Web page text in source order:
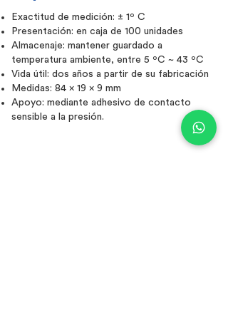
Exactitud de medición: ± 1º C
Presentación: en caja de 100 unidades
Almacenaje: mantener guardado a
temperatura ambiente, entre 5 ºC ~ 43 ºC
Vida útil: dos años a partir de su fabricación
Medidas: 84 x 19 x 9 mm
Apoyo: mediante adhesivo de contacto
sensible a la presión.